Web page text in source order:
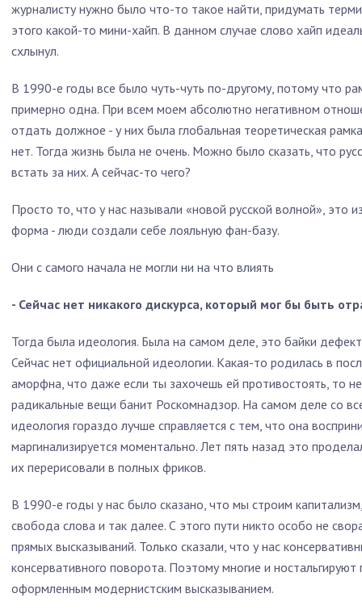
журналисту нужно было что-то такое найти, придумать
этого какой-то мини-хайп. В данном случае слово хайп
схлынул.
В 1990-е годы все было чуть-чуть по-другому, потому что
примерно одна. При всем моем абсолютно негативном
отдать должное - у них была глобальная теоретическая
нет. Тогда жизнь была не очень. Можно было сказать, что
встать за них. А сейчас-то чего?
Просто то, что у нас называли «новой русской волной», это
форма - люди создали себе лояльную фан-базу.
Они с самого начала не могли ни на что влиять
- Сейчас нет никакого дискурса, который мог бы быть
Тогда была идеология. Была на самом деле, это байки
Сейчас нет официальной идеологии. Какая-то родилась в
аморфна, что даже если ты захочешь ей противостоять, то
радикальные вещи банит Роскомнадзор. На самом деле со
идеология гораздо лучше справляется с тем, что она
маргинализируется моментально. Лет пять назад это
их перерисовали в полных фриков.
В 1990-е годы у нас было сказано, что мы строим
свобода слова и так далее. С этого пути никто особо не
прямых высказываний. Только сказали, что у нас
консервативного поворота. Поэтому многие и
оформленным модернистским высказыванием.